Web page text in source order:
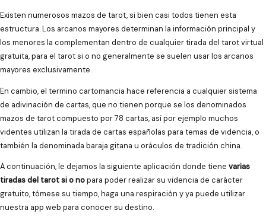
Existen numerosos mazos de tarot, si bien casi todos tienen esta
estructura. Los arcanos mayores determinan la información principal y
los menores la complementan dentro de cualquier tirada del tarot virtual
gratuita, para el tarot si o no generalmente se suelen usar los arcanos
mayores exclusivamente.
En cambio, el termino cartomancia hace referencia a cualquier sistema
de adivinación de cartas, que no tienen porque se los denominados
mazos de tarot compuesto por 78 cartas, así por ejemplo muchos
videntes utilizan la tirada de cartas españolas para temas de videncia, o
también la denominada baraja gitana u oráculos de tradición china.
A continuación, le dejamos la siguiente aplicación donde tiene varias
tiradas del tarot si o nopara poder realizar su videncia de carácter
gratuito, tómese su tiempo, haga una respiración y ya puede utilizar
nuestra app web para conocer su destino.